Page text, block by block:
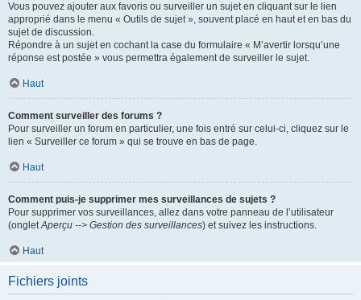
Vous pouvez ajouter aux favoris ou surveiller un sujet en cliquant sur le lien
approprié dans le menu « Outils de sujet », souvent placé en haut et en bas du
sujet de discussion.
Répondre à un sujet en cochant la case du formulaire « M’avertir lorsqu’une
réponse est postée » vous permettra également de surveiller le sujet.
Haut
Comment surveiller des forums ?
Pour surveiller un forum en particulier, une fois entré sur celui-ci, cliquez sur le
lien « Surveiller ce forum » qui se trouve en bas de page.
Haut
Comment puis-je supprimer mes surveillances de sujets ?
Pour supprimer vos surveillances, allez dans votre panneau de l’utilisateur
(ongletAperçu --> Gestion des surveillances) et suivez les instructions.
Haut
Fichiers joints